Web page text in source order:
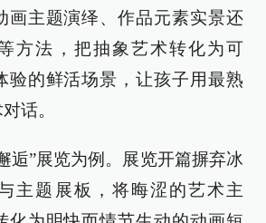
画主题演绎、作品元素实景还
方法，把抽象艺术转化为可
验的鲜活场景，让孩子用最熟
话。
逅”展览为例。展览开篇摒弃冰
主题展板，将晦涩的艺术主